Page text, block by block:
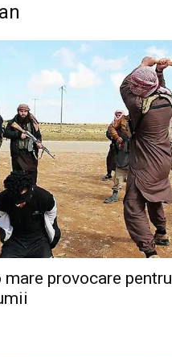
provocare pentru